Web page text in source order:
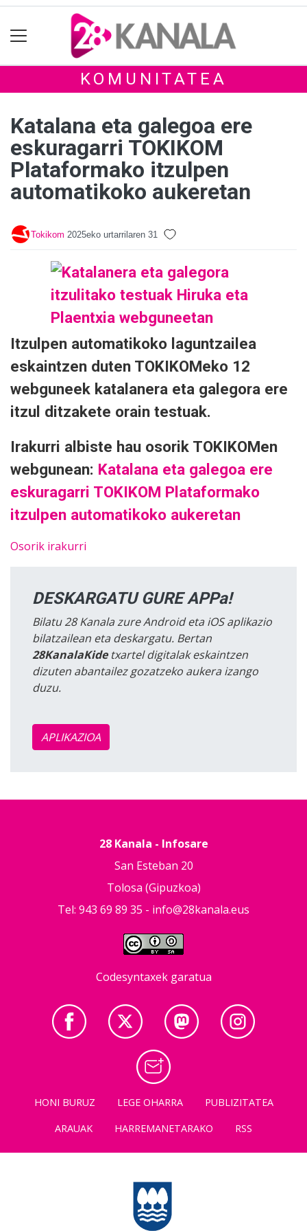
KOMUNITATEA
Katalana eta galegoa ere
eskuragarri TOKIKOM
Plataformako itzulpen
automatikoko aukeretan
Tokikom 2025eko urtarrilaren 31
Itzulpen automatikoko laguntzailea
eskaintzen duten TOKIKOMeko 12
webguneek katalanera eta galegora ere
itzul ditzakete orain testuak.
Irakurri albiste hau osorik TOKIKOMen
webgunean: Katalana eta galegoa ere
eskuragarri TOKIKOM Plataformako
itzulpen automatikoko aukeretan
Osorik irakurri
DESKARGATU GURE APPa!
Bilatu 28 Kanala zure Android eta iOS aplikazio
bilatzailean eta deskargatu. Bertan
28KanalaKidetxartel digitalak eskaintzen
dizuten abantailez gozatzeko aukera izango
duzu.
APLIKAZIOA
28 Kanala - Infosare
San Esteban 20
Tolosa (Gipuzkoa)
Tel: 943 69 89 35 - info@28kanala.eus
Codesyntaxek garatua
HONI BURUZ LEGE OHARRA
PUBLIZITATEA
ARAUAK
HARREMANETARAKO RSS